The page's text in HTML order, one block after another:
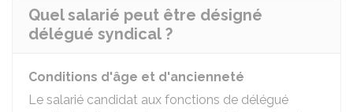
Quel salarié peut être désigné
délégué syndical ?
Conditions d'âge et d'ancienneté
Le salarié candidat aux fonctions de délégué